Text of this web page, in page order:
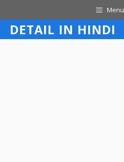
to
content
Menu
DETAIL IN HINDI